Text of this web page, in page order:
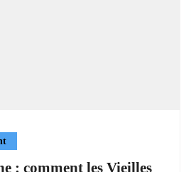
: comment les Vieilles